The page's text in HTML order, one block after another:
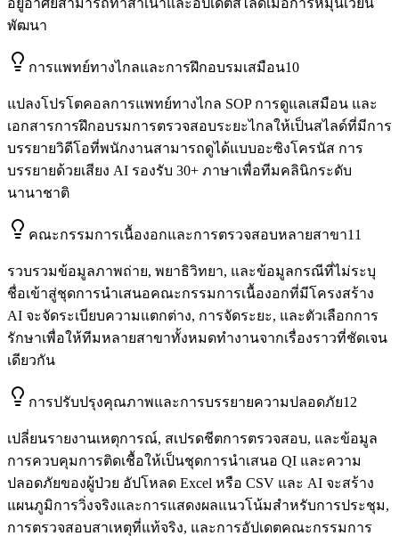
พัฒนา
การแพทย์ทางไกลและการฝึกอบรมเสมือน10
แปลงโปรโตคอลการแพทย์ทางไกล SOP การดูแลเสมือน และ
เอกสารการฝึกอบรมการตรวจสอบระยะไกลให้เป็นสไลด์ที่มีการ
บรรยายวิดีโอที่พนักงานสามารถดูได้แบบอะซิงโครนัส การ
บรรยายด้วยเสียง AI รองรับ 30+ ภาษาเพื่อทีมคลินิกระดับ
นานาชาติ
คณะกรรมการเนื้องอกและการตรวจสอบหลายสาขา11
รวบรวมข้อมูลภาพถ่าย, พยาธิวิทยา, และข้อมูลกรณีที่ไม่ระบุ
ชื่อเข้าสู่ชุดการนำเสนอคณะกรรมการเนื้องอกที่มีโครงสร้าง
AI จะจัดระเบียบความแตกต่าง, การจัดระยะ, และตัวเลือกการ
รักษาเพื่อให้ทีมหลายสาขาทั้งหมดทำงานจากเรื่องราวที่ชัดเจน
เดียวกัน
การปรับปรุงคุณภาพและการบรรยายความปลอดภัย12
เปลี่ยนรายงานเหตุการณ์, สเปรดชีตการตรวจสอบ, และข้อมูล
การควบคุมการติดเชื้อให้เป็นชุดการนำเสนอ QI และความ
ปลอดภัยของผู้ป่วย อัปโหลด Excel หรือ CSV และ AI จะสร้าง
แผนภูมิการวิ่งจริงและการแสดงผลแนวโน้มสำหรับการประชุม,
การตรวจสอบสาเหตุที่แท้จริง, และการอัปเดตคณะกรรมการ